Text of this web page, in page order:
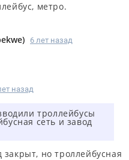
метро.
) 6 лет назад
назад
троллейбусы
сеть и завод
но троллейбусная